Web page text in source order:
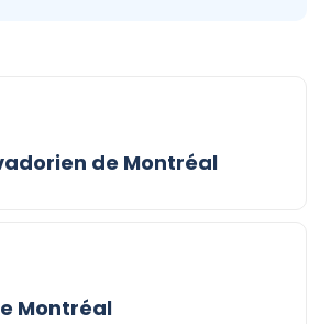
de Montréal
Montréal